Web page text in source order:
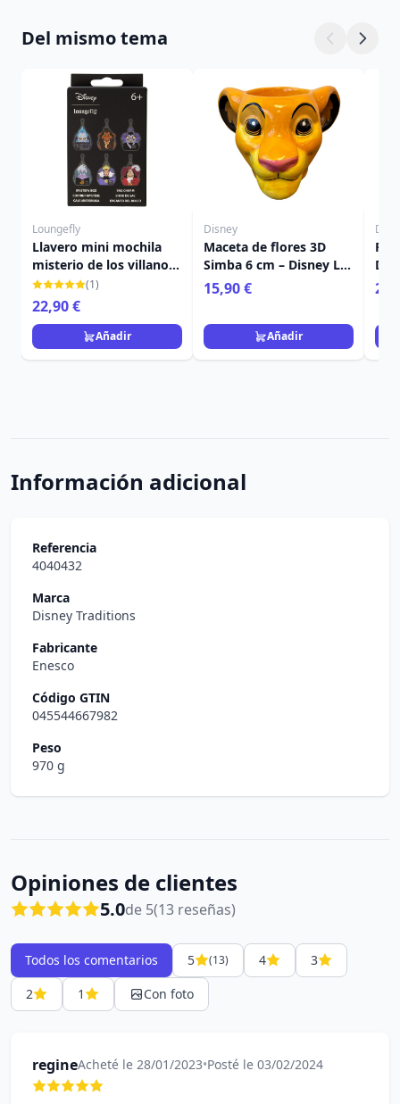
Del mismo tema
Loungefly
Llavero mini mochila
misterio de los villanos
- Disney Loungefly
(1)
22,90 €
Añadir
Disney
Maceta de flores 3D
Simba 6 cm – Disney Le
Roi Lion
15,90 €
Añadir
Información adicional
Referencia
4040432
Marca
Disney Traditions
Fabricante
Enesco
Código GTIN
045544667982
Peso
970 g
Opiniones de clientes
5.0de 5(13 reseñas)
Todos los comentarios 5 (13) 4
3
2
1 Con foto
regineAcheté le 28/01/2023•Posté le 03/02/2024